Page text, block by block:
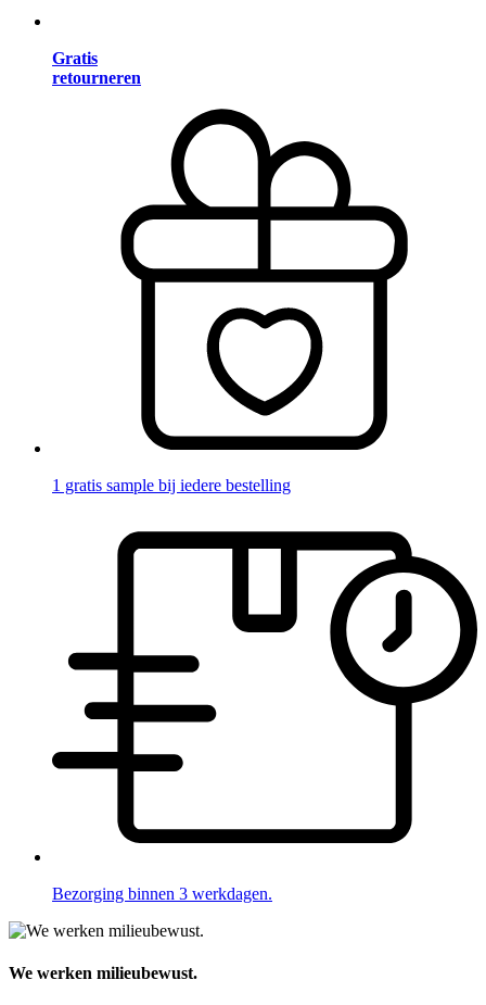
Gratis
retourneren
1 gratis sample bij iedere bestelling
Bezorging binnen 3 werkdagen.
We werken milieubewust.